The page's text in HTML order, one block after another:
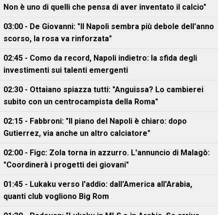
Non è uno di quelli che pensa di aver inventato il calcio"
03:00 - De Giovanni: "Il Napoli sembra più debole dell'anno
scorso, la rosa va rinforzata"
02:45 - Como da record, Napoli indietro: la sfida degli
investimenti sui talenti emergenti
02:30 - Ottaiano spiazza tutti: "Anguissa? Lo cambierei
subito con un centrocampista della Roma"
02:15 - Fabbroni: "Il piano del Napoli è chiaro: dopo
Gutierrez, via anche un altro calciatore"
02:00 - Figc: Zola torna in azzurro. L'annuncio di Malagò:
"Coordinerà i progetti dei giovani"
01:45 - Lukaku verso l'addio: dall'America all'Arabia,
quanti club vogliono Big Rom